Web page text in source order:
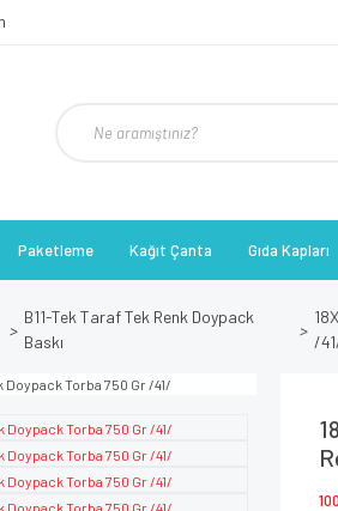
Paketleme Kağıt Çanta Gıda Kapları
B11-Tek Taraf Tek Renk Doypack
Baskı
/